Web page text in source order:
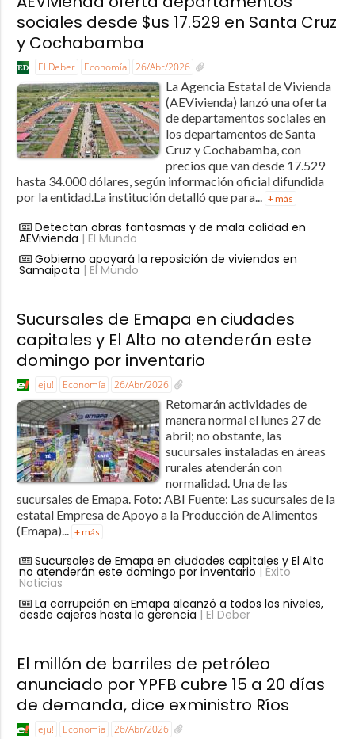
sociales desde $us 17.529 en Santa Cruz
y Cochabamba
El Deber Economía 26/Abr/2026
La Agencia Estatal de Vivienda
(AEVivienda) lanzó una oferta
de departamentos sociales en
los departamentos de Santa
Cruz y Cochabamba, con
precios que van desde 17.529
hasta 34.000 dólares, según información oficial difundida
por la entidad.La institución detalló que para... + más
Detectan obras fantasmas y de mala calidad en
AEVivienda | El Mundo
Gobierno apoyará la reposición de viviendas en
Samaipata | El Mundo
Sucursales de Emapa en ciudades
capitales y El Alto no atenderán este
domingo por inventario
eju! Economía 26/Abr/2026
Retomarán actividades de
manera normal el lunes 27 de
abril; no obstante, las
sucursales instaladas en áreas
rurales atenderán con
normalidad. Una de las
sucursales de Emapa. Foto: ABI Fuente: Las sucursales de la
estatal Empresa de Apoyo a la Producción de Alimentos
(Emapa)... + más
Sucursales de Emapa en ciudades capitales y El Alto
no atenderán este domingo por inventario | Éxito
Noticias
La corrupción en Emapa alcanzó a todos los niveles,
desde cajeros hasta la gerencia | El Deber
El millón de barriles de petróleo
anunciado por YPFB cubre 15 a 20 días
de demanda, dice exministro Ríos
eju! Economía 26/Abr/2026